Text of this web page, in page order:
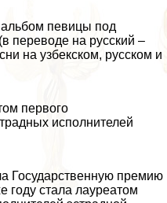
певицы под
переводе на русский –
на узбекском, русском и
первого
исполнителей
Государственную премию
году стала лауреатом